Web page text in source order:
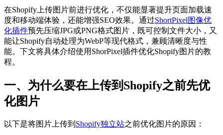
在Shopify上传图片前进行优化，不仅能显著提升页面加载速
度和移动端体验，还能增强SEO效果。通过ShortPixel图像优
化插件预先压缩JPG或PNG格式图片，既可控制文件大小，又
能让Shopify自动处理为WebP等现代格式，兼顾清晰度与性
能。下文将具体介绍使用ShorPixel插件优化Shopify图片的教
程。
一、为什么要在上传到Shopify之前先优
化图片
以下是将图片上传到 Shopify独立站之前优化图片的原因：